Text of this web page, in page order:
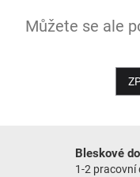
NOVINKY
Můžete se ale
Bleskové
1-2 pracovní